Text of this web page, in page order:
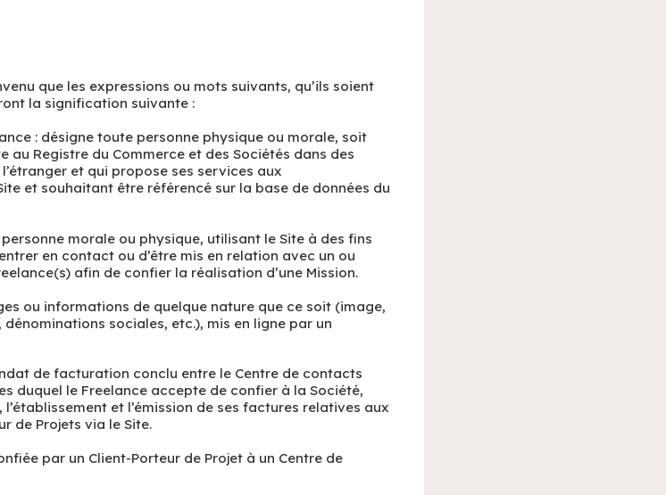
que les expressions ou mots suivants, qu’ils soient
la signification suivante :
: désigne toute personne physique ou morale, soit
au Registre du Commerce et des Sociétés dans des
et qui propose ses services aux
et souhaitant être référencé sur la base de données du
morale ou physique, utilisant le Site à des fins
en contact ou d’être mis en relation avec un ou
afin de confier la réalisation d’une Mission.
ou informations de quelque nature que ce soit (image,
sociales, etc.), mis en ligne par un
de facturation conclu entre le Centre de contacts
duquel le Freelance accepte de confier à la Société,
et l’émission de ses factures relatives aux
de Projets via le Site.
par un Client-Porteur de Projet à un Centre de